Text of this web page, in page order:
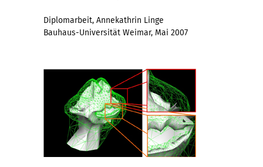
Diplomarbeit, Annekathrin Linge
Bauhaus-Universität Weimar, Mai 2007